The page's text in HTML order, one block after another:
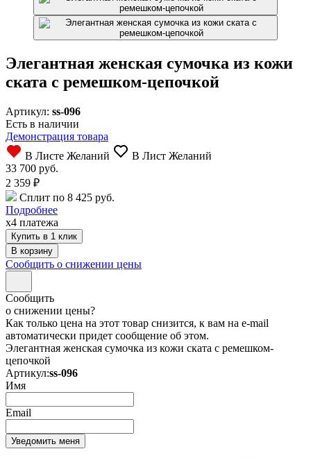
Элегантная женская сумочка из кожи
ската с ремешком-цепочкой
Артикул: ss-096
Есть в наличии
Демонстрация товара
В Листе Желаний
В Лист Желаний
33 700 руб.
2 359 ₽
Сплит по 8 425 руб.
Подробнее
x4 платежа
Купить в 1 клик
Сообщить о снижении цены
Сообщить
о снижении цены?
Как только цена на этот товар снизится, к вам на e-mail
автоматически придет сообщение об этом.
Элегантная женская сумочка из кожи ската с ремешком-
цепочкой
Артикул:ss-096
Имя
Email